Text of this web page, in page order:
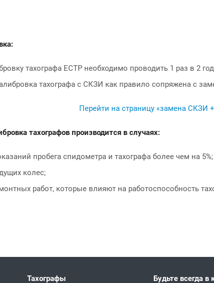
тахографа ЕСТР необходимо проводить 1 раз в 2
тахографа с СКЗИ как правило сопряжена с
Перейти на страницу «замена СКЗИ
тахографов производится в случаях:
пробега спидометра и тахографа более чем на 5%;
колес;
работ, которые влияют на работоспособность
Тахографы Будьте всегда в